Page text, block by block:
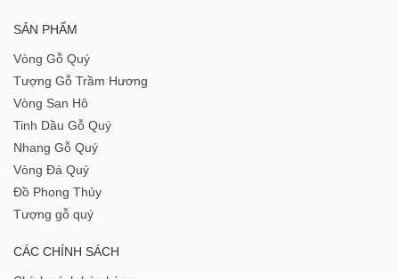
SẢN PHẨM
Vòng Gỗ Quý
Tượng Gỗ Trầm Hương
Vòng San Hô
Tinh Dầu Gỗ Quý
Nhang Gỗ Quý
Vòng Đá Quý
Đồ Phong Thủy
Tượng gỗ quý
CÁC CHÍNH SÁCH